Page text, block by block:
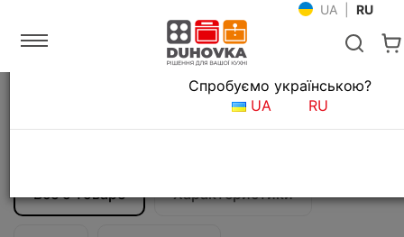
UA RU
Кухонные вытяжки
Вытяжка кухонная Teka GFG 2
Все о товаре Характеристики
Язык магазина
Спробуємо українською?
UA
RU